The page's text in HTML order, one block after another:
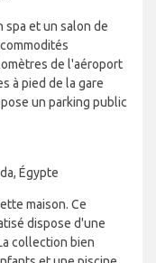
spa et un salon de
de l'aéroport
à pied de la gare
un parking public
Égypte
maison. Ce
dispose d'une
collection bien